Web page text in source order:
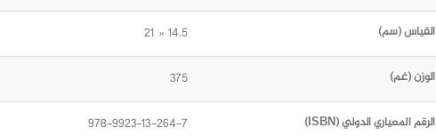
القياس (سم) 14.5 × 21
الوزن (غم) 375
الرقم المعياري الدولي (ISBN) 978-9923-13-264-7